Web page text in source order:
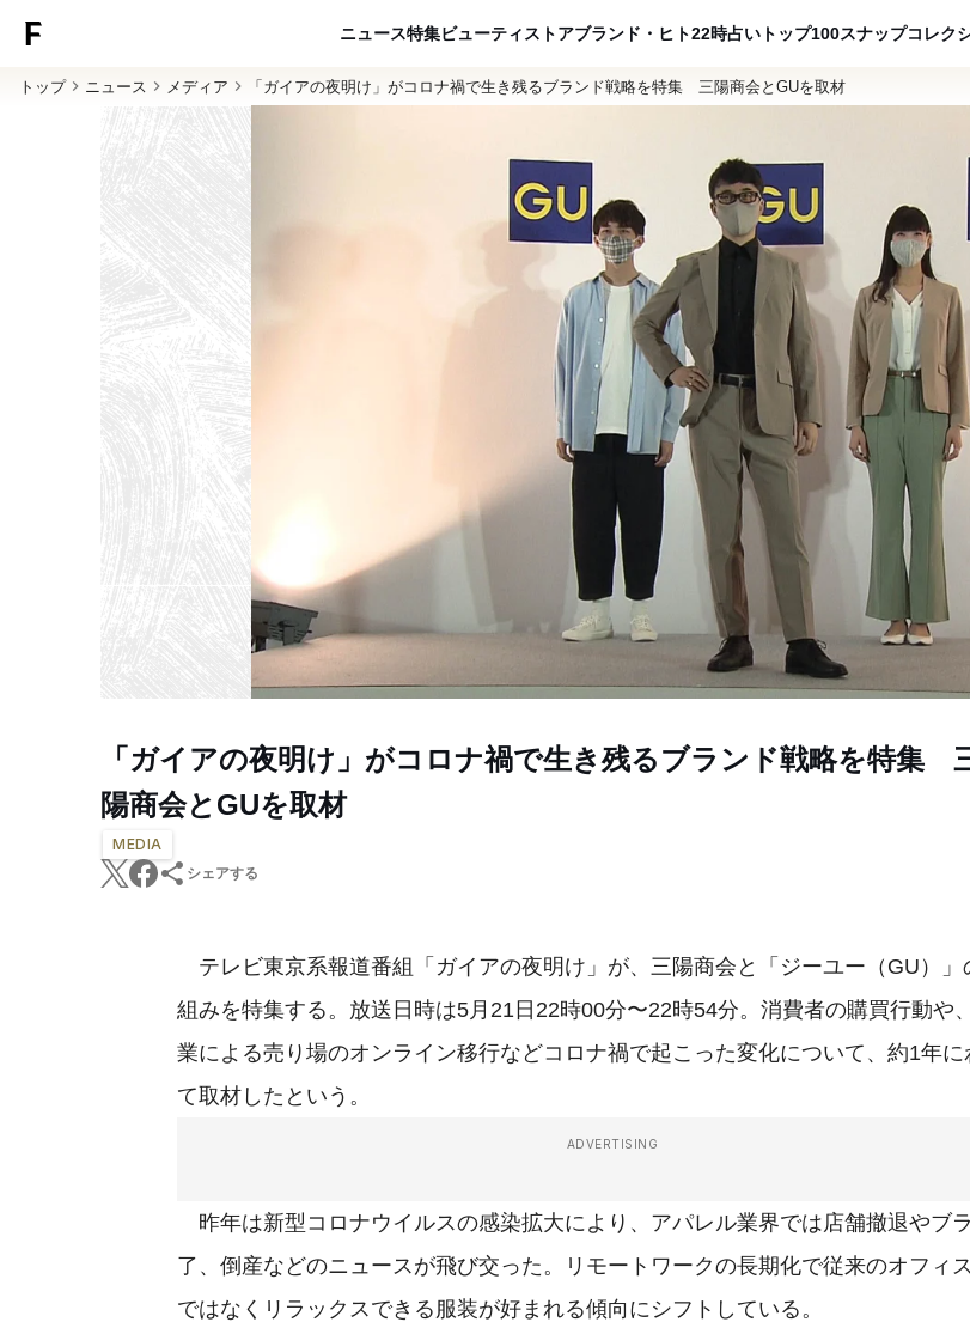
ニュース特集ビューティ ストアブランド・ヒト22時占い トップ100スナップコレク
トップ ニュース メディア 「ガイアの夜明け」がコロナ禍で生き残るブランド戦略を特集 三陽商会とGUを取材
「ガイアの夜明け」がコロナ禍で生き残るブランド戦略を特集
陽商会とGUを取材
MEDIA
シェアする
テレビ東京系報道番組「ガイアの夜明け」が、三陽商会と「ジーユー（GU）」
組みを特集する。放送日時は5月21日22時00分〜22時54分。消費者の購買行動や
業による売り場のオンライン移行などコロナ禍で起こった変化について、約1年に
て取材したという。
ADVERTISING
昨年は新型コロナウイルスの感染拡大により、アパレル業界では店舗撤退やブ
了、倒産などのニュースが飛び交った。リモートワークの長期化で従来のオフィ
ではなくリラックスできる服装が好まれる傾向にシフトしている。